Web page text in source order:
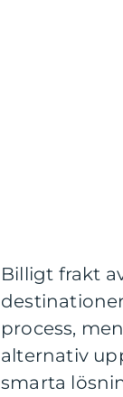
Billigt frakt
process,
alternativ
smarta